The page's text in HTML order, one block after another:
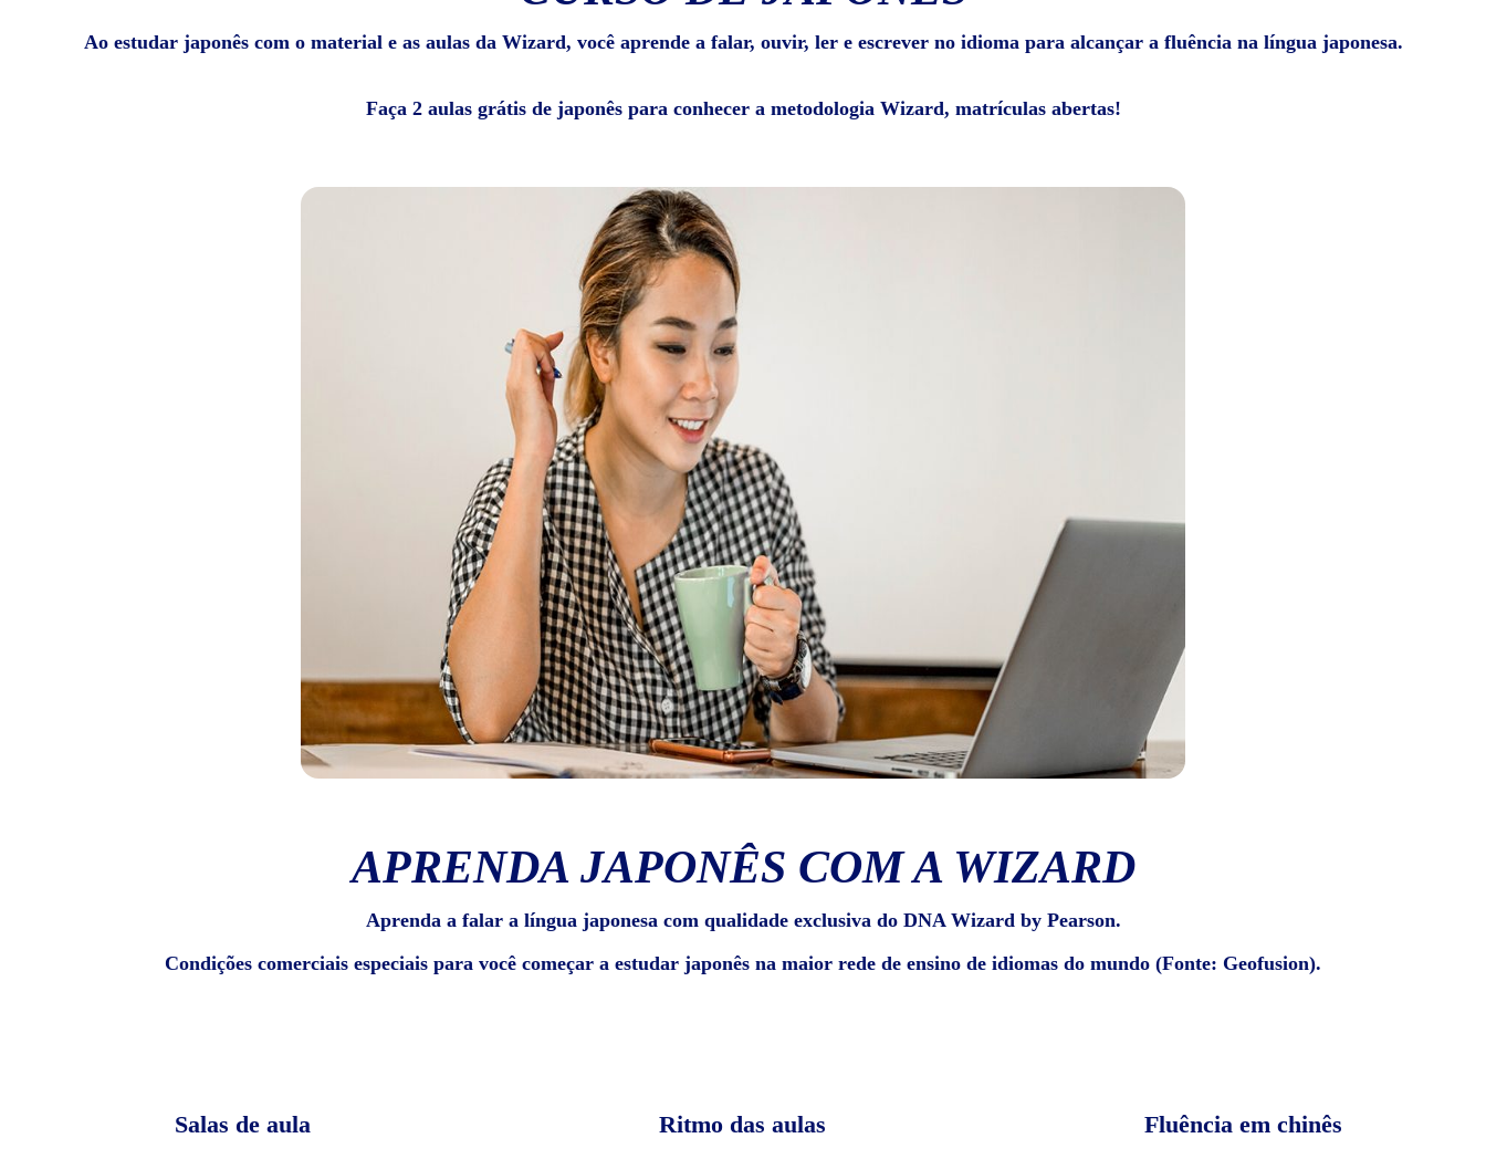
Ao estudar japonês com o material e as aulas da Wizard, você aprende a falar, ouvir, ler e escrever no idioma para alcançar a fluência na língua japonesa.
Faça 2 aulas grátis de japonês para conhecer a metodologia Wizard, matrículas abertas!
APRENDA JAPONÊS COM A WIZARD
Aprenda a falar a língua japonesa com qualidade exclusiva do DNA Wizard by Pearson.
Condições comerciais especiais para você começar a estudar japonês na maior rede de ensino de idiomas do mundo (Fonte: Geofusion).
Salas de aula Ritmo das aulas Fluência em chinês